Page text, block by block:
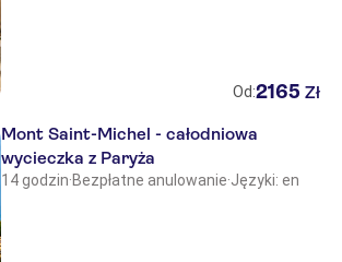
Od:2165 Zł
Mont Saint-Michel - całodniowa
wycieczka z Paryża
14 godzin·Bezpłatne anulowanie·Języki: en